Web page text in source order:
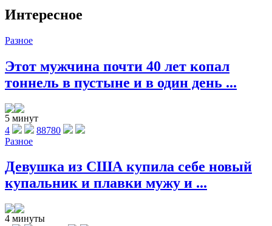
Интересное
Разное
Этот мужчина почти 40 лет копал
тоннель в пустыне и в один день ...
5 минут
4
88780
Разное
Девушка из США купила себе новый
купальник и плавки мужу и ...
4 минуты